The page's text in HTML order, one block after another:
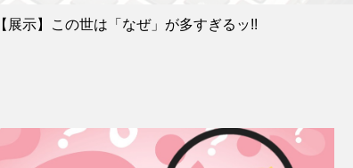
【展示】この世は「なぜ」が多すぎるッ!!